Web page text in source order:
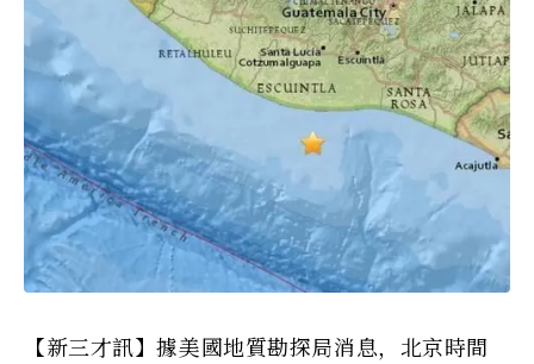
【新三才訊】據美國地質勘探局消息，北京時間